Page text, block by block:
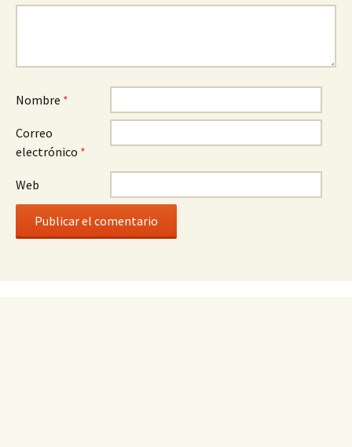
Nombre *
Correo
electrónico *
Web